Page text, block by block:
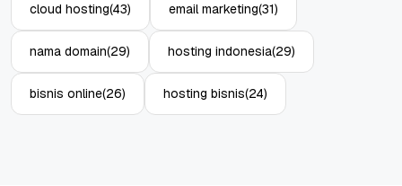
cloud hosting(43) email marketing(31)
nama domain(29) hosting indonesia(29)
bisnis online(26) hosting bisnis(24)